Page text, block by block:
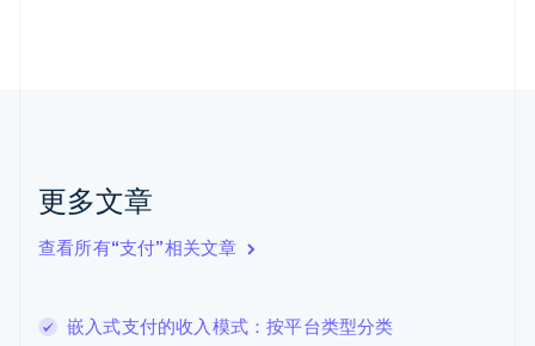
更多文章
查看所有“支付”相关文章
嵌入式支付的收入模式：按平台类型分类
English
English
卢森堡